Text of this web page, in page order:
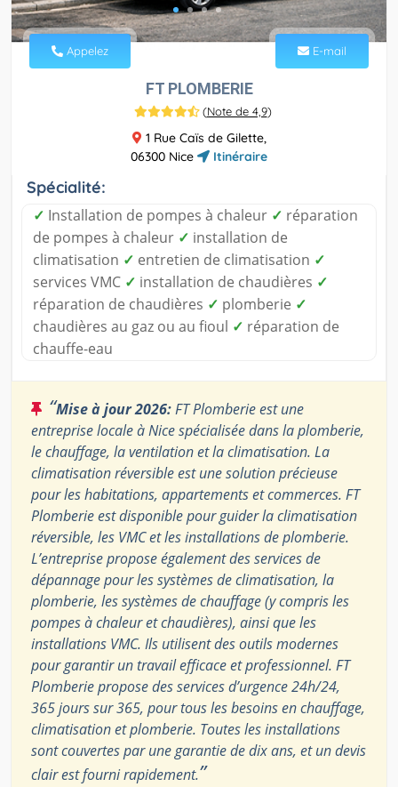
Appelez E-mail
FT PLOMBERIE
(Note de 4,9)
1 Rue Caïs de Gilette,
06300 Nice
Itinéraire
Spécialité:
✓ Installation de pompes à chaleur ✓ réparation
de pompes à chaleur ✓ installation de
climatisation ✓ entretien de climatisation ✓
services VMC ✓ installation de chaudières ✓
réparation de chaudières ✓ plomberie ✓
chaudières au gaz ou au fioul ✓ réparation de
chauffe-eau
“Mise à jour 2026:FT Plomberie est une
entreprise locale à Nice spécialisée dans la plomberie,
le chauffage, la ventilation et la climatisation. La
climatisation réversible est une solution précieuse
pour les habitations, appartements et commerces. FT
Plomberie est disponible pour guider la climatisation
réversible, les VMC et les installations de plomberie.
L’entreprise propose également des services de
dépannage pour les systèmes de climatisation, la
plomberie, les systèmes de chauffage (y compris les
pompes à chaleur et chaudières), ainsi que les
installations VMC. Ils utilisent des outils modernes
pour garantir un travail efficace et professionnel. FT
Plomberie propose des services d’urgence 24h/24,
365 jours sur 365, pour tous les besoins en chauffage,
climatisation et plomberie. Toutes les installations
sont couvertes par une garantie de dix ans, et un devis
clair est fourni rapidement.”